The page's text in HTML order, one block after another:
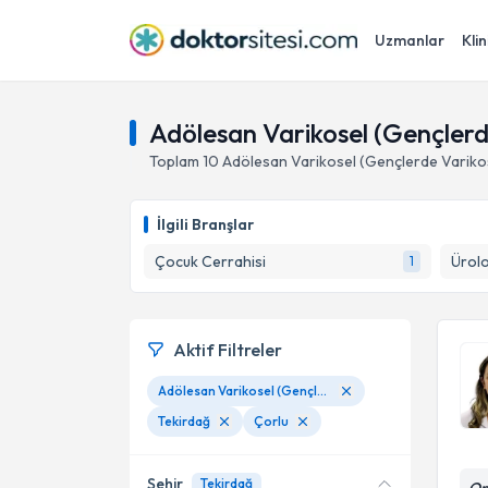
Uzmanlar
Adölesan Varikosel
Toplam 10 Adölesan Varikosel (Gençlerde
İlgili Branşlar
Çocuk Cerrahisi
1
Aktif Filtreler
Adölesan Varikosel (Gençlerde Varikosel)
Tekirdağ
Çorlu
Şehir Tekirdağ